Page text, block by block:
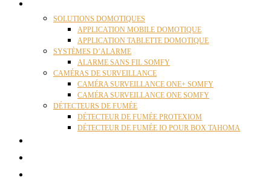
SOLUTIONS DOMOTIQUES
APPLICATION MOBILE DOMOTIQUE
APPLICATION TABLETTE DOMOTIQUE
SYSTÈMES D’ALARME
ALARME SANS FIL SOMFY
CAMÉRAS DE SURVEILLANCE
CAMÉRA SURVEILLANCE ONE+ SOMFY
CAMÉRA SURVEILLANCE ONE SOMFY
DÉTECTEURS DE FUMÉE
DÉTECTEUR DE FUMÉE PROTEXIOM
DÉTECTEUR DE FUMÉE IO POUR BOX TAHOMA